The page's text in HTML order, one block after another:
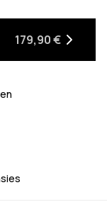
179,90 €